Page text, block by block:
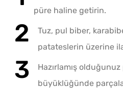
püre haline getirin.
Tuz, pul biber,
patateslerin üzerine
Hazırlamış
büyüklüğünde